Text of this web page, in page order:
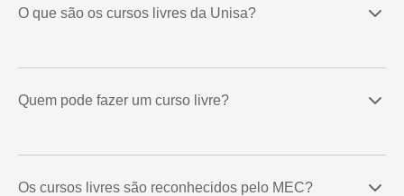
O que são os cursos livres da Unisa?
Quem pode fazer um curso livre?
Os cursos livres são reconhecidos pelo MEC?